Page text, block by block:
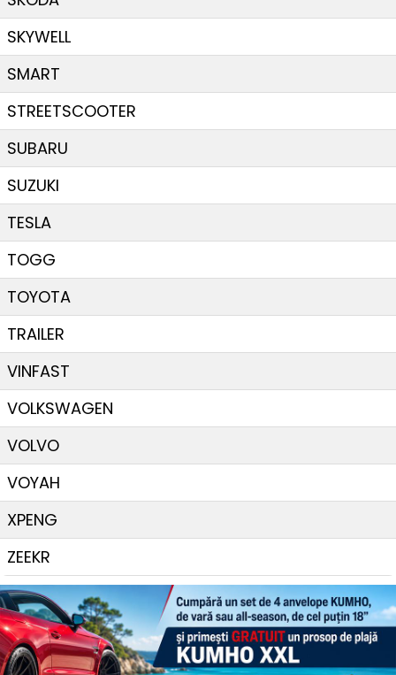
SKYWELL
SMART
STREETSCOOTER
SUBARU
SUZUKI
TESLA
TOGG
TOYOTA
TRAILER
VINFAST
VOLKSWAGEN
VOLVO
VOYAH
XPENG
ZEEKR